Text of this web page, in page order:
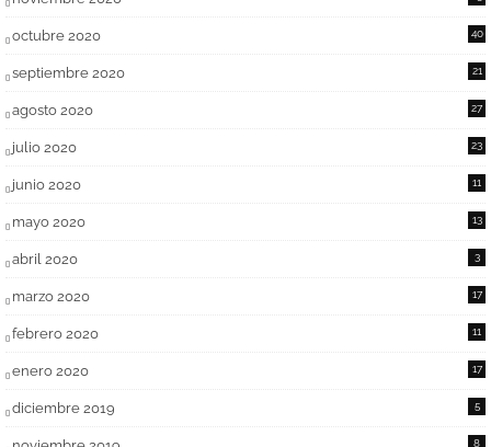
octubre 2020 40
septiembre 2020 21
agosto 2020 27
julio 2020 23
junio 2020 11
mayo 2020 13
abril 2020 3
marzo 2020 17
febrero 2020 11
enero 2020 17
diciembre 2019 5
8